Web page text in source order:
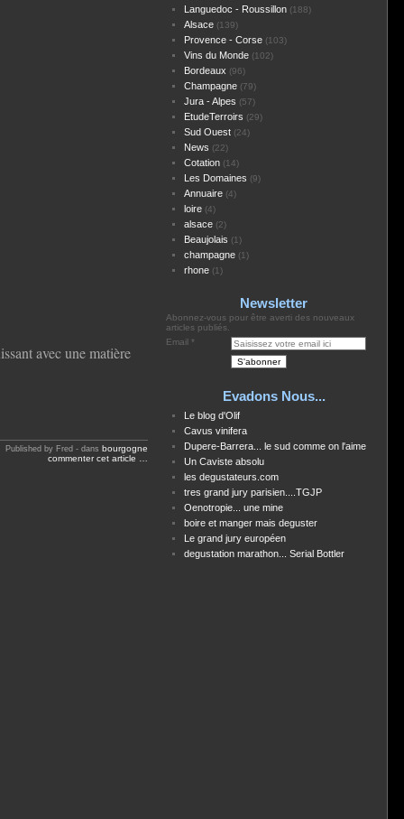
avec une matière
Published by Fred -dans bourgogne
commenter cet article
Languedoc - Roussillon(188)
Alsace(139)
Provence - Corse(103)
Vins du Monde(102)
Bordeaux (96)
Champagne(79)
Jura - Alpes (57)
EtudeTerroirs (29)
Sud Ouest(24)
News (22)
Cotation(14)
Les Domaines (9)
Annuaire(4)
loire(4)
alsace(2)
Beaujolais (1)
champagne(1)
rhone(1)
Newsletter
Abonnez-vous pour être averti des nouveaux
articles publiés.
Email
Evadons Nous...
Le blog d'Olif
Cavus vinifera
Dupere-Barrera... le sud comme on l'aime
Un Caviste absolu
les degustateurs.com
tres grand jury parisien....TGJP
Oenotropie... une mine
boire et manger mais deguster
Le grand jury européen
degustation marathon... Serial Bottler